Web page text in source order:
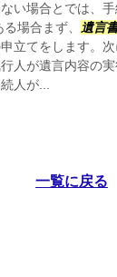
い場合とでは、
る場合まず、 遺言
立てをします。
人が遺言内容の
人が...
一覧に戻る